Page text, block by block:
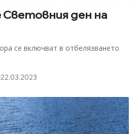
ден на
се включват в отбелязването
22.03.2023